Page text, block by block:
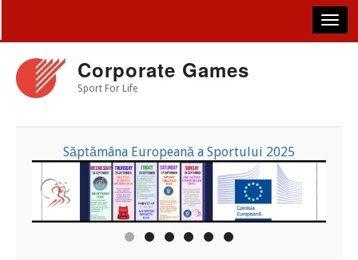
main
content
Corporate Games
Sport For Life
Săptămâna Europeană a Sportului 2025